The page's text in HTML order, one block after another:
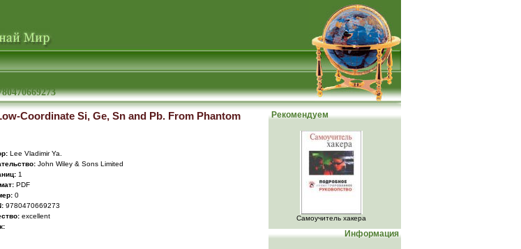
Coordinate Si, Ge, Sn and Pb. From Phantom
Lee Vladimir Ya.
John Wiley & Sons Limited
1
PDF
0
9780470669273
excellent
Рекомендуем
Самоучитель хакера
Информация